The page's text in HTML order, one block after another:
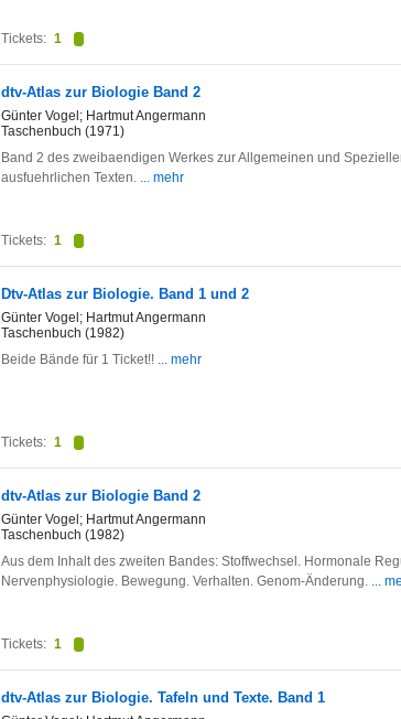
Tickets: 1
dtv-Atlas zur Biologie Band 2
Günter Vogel; Hartmut Angermann
Taschenbuch (1971)
Band 2 des zweibaendigen Werkes zur Allgemeinen und
ausfuehrlichen Texten. ... mehr
Tickets: 1
Dtv-Atlas zur Biologie. Band 1 und 2
Günter Vogel; Hartmut Angermann
Taschenbuch (1982)
Beide Bände für 1 Ticket!! ... mehr
Tickets: 1
dtv-Atlas zur Biologie Band 2
Günter Vogel; Hartmut Angermann
Taschenbuch (1982)
Aus dem Inhalt des zweiten Bandes: Stoffwechsel. Hormonale
Nervenphysiologie. Bewegung. Verhalten. Genom-Änderung. ...
Tickets: 1
dtv-Atlas zur Biologie. Tafeln und Texte. Band 1